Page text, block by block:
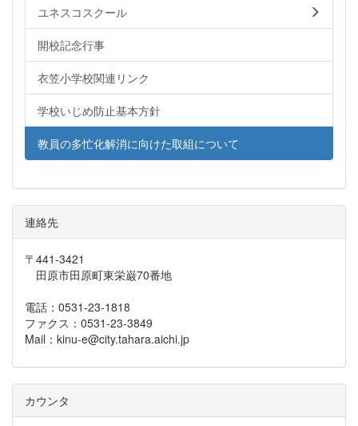
ユネスコスクール
開校記念行事
衣笠小学校関連リンク
学校いじめ防止基本方針
教員の多忙化解消に向けた取組について
連絡先
〒441-3421
田原市田原町東栄巌70番地
電話：0531-23-1818
ファクス：0531-23-3849
Mail：kinu-e@city.tahara.aichi.jp
カウンタ